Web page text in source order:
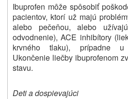
Ibuprofen môže spôsobiť
pacientov, ktorí už majú
alebo pečeňou, alebo
odvodnenie), ACE inhibítory
krvného tlaku), prípadne u
Ukončenie liečby ibuprofenom
stavu.
Deti a dospievajúci